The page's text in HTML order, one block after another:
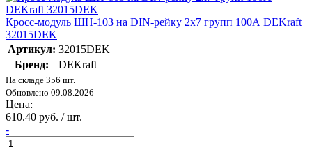
Кросс-модуль ШН-103 на DIN-рейку 2х7 групп 100А DEKraft
32015DEK
Артикул: 32015DEK
Бренд:
DEKraft
На складе 356 шт.
Обновлено 09.08.2026
Цена:
610.40 руб. / шт.
-